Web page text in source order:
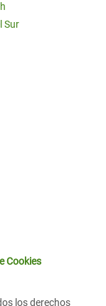
Sur
Cookies
los derechos